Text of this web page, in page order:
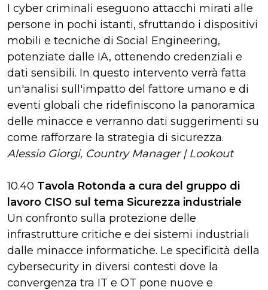
I cyber criminali eseguono attacchi mirati alle
persone in pochi istanti, sfruttando i dispositivi
mobili e tecniche di Social Engineering,
potenziate dalle IA, ottenendo credenziali e
dati sensibili. In questo intervento verrà fatta
un'analisi sull'impatto del fattore umano e di
eventi globali che ridefiniscono la panoramica
delle minacce e verranno dati suggerimenti su
come rafforzare la strategia di sicurezza.
Alessio Giorgi, Country Manager | Lookout
10.40 Tavola Rotonda a cura del gruppo di
lavoro CISO sul tema Sicurezza industriale
Un confronto sulla protezione delle
infrastrutture critiche e dei sistemi industriali
dalle minacce informatiche. Le specificità della
cybersecurity in diversi contesti dove la
convergenza tra IT e OT pone nuove e